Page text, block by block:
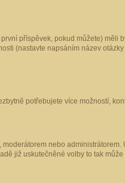
příspěvek, pokud můžete) měli
(nastavte napsáním název
potřebujete více možností,
nebo
již uskutečněné volby to tak